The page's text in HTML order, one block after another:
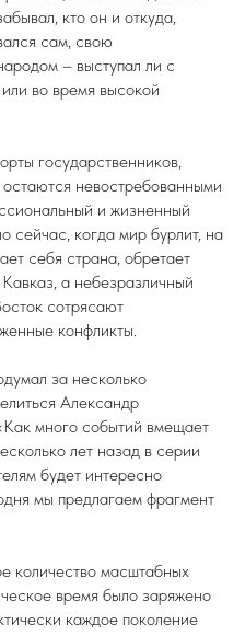
кто он и откуда,
сам, свою
– выступал ли с
во время высокой
государственников,
невостребованными
и жизненный
сейчас, когда мир бурлит, на
себя страна, обретает
а небезразличный
сотрясают
конфликты.
за несколько
Александр
много событий вмещает
лет назад в серии
будет интересно
мы предлагаем фрагмент
количество масштабных
время было заряжено
каждое поколение